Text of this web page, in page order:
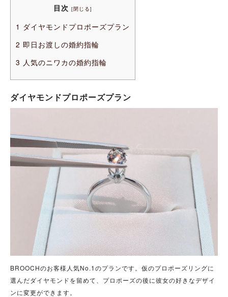
目次 [閉じる]
1 ダイヤモンドプロポーズプラン
2 即日お渡しの婚約指輪
3 人気のニワカの婚約指輪
ダイヤモンドプロポーズプラン
BROOCHのお客様人気No.1のプランです。仮のプロポーズリングに
選んだダイヤモンドを留めて、プロポーズの後に彼女の好きなデザイ
ンに変更ができます。